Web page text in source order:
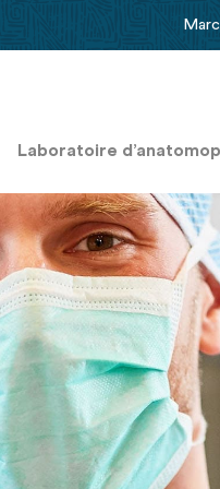
Laboratoire